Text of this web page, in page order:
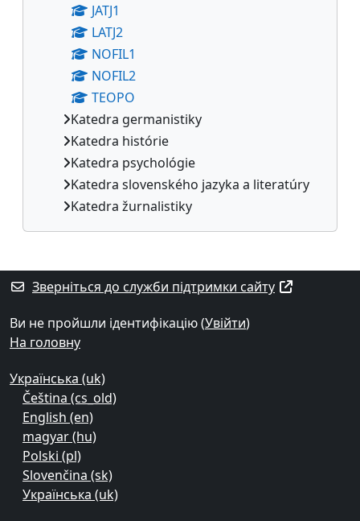
JATJ1
LATJ2
NOFIL1
NOFIL2
TEOPO
Katedra germanistiky
Katedra histórie
Katedra psychológie
Katedra slovenského jazyka a literatúry
Katedra žurnalistiky
Додаткові блоки
Зверніться до служби підтримки сайту
Ви не пройшли ідентифікацію (Увійти)
На головну
Українська ‎(uk)‎
Čeština ‎(cs_old)‎
English ‎(en)‎
magyar ‎(hu)‎
Polski ‎(pl)‎
Slovenčina ‎(sk)‎
Українська ‎(uk)‎